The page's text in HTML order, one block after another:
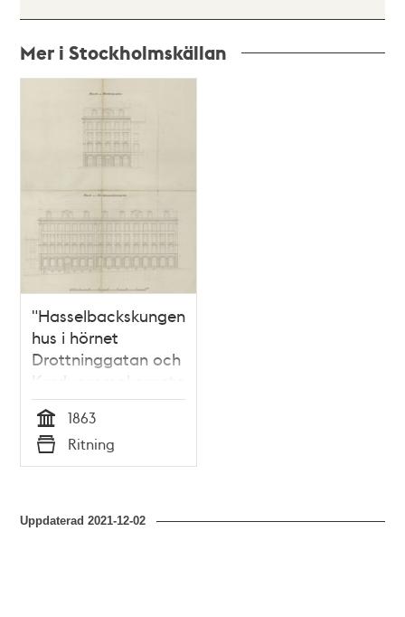
Mer i Stockholmskällan
"Hasselbackskungens"
hus i hörnet
Drottninggatan och
Karduansmakargatan
Tid
1863
Typ
Ritning
Uppdaterad2021-12-02